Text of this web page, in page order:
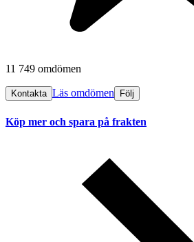
11 749 omdömen
Kontakta Läs omdömen Följ
Köp mer och spara på frakten